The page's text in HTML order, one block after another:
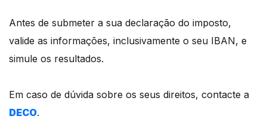
Antes de submeter a sua declaração do imposto,
valide as informações, inclusivamente o seu IBAN, e
simule os resultados.
Em caso de dúvida sobre os seus direitos, contacte a
DECO.